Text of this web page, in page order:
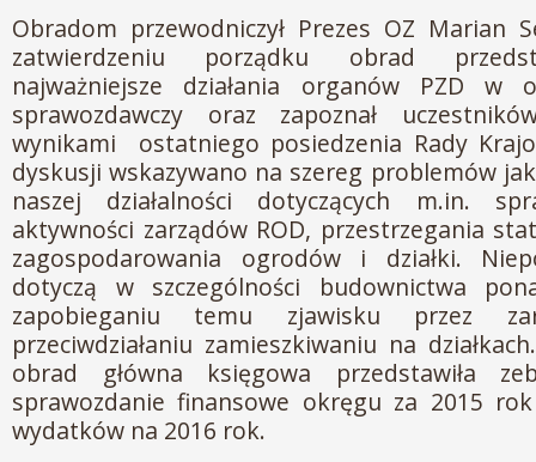
Obradom przewodniczył Prezes OZ Marian
zatwierdzeniu porządku obrad
najważniejsze działania organów PZD w
sprawozdawczy oraz zapoznał
wynikami ostatniego posiedzenia Rady
dyskusji wskazywano na szereg problemów
naszej działalności dotyczących m.in.
aktywności zarządów ROD, przestrzegania
zagospodarowania ogrodów i działki.
dotyczą w szczególności budownictwa
zapobieganiu temu zjawisku przez
przeciwdziałaniu zamieszkiwaniu na
obrad główna księgowa przedstawiła
sprawozdanie finansowe okręgu za 2015
wydatków na 2016 rok.